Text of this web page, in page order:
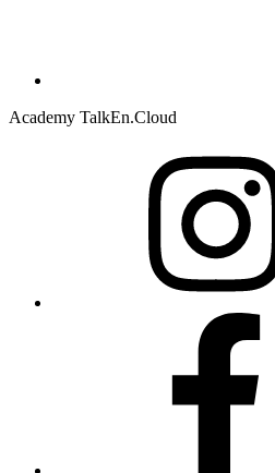
Academy TalkEn.Cloud